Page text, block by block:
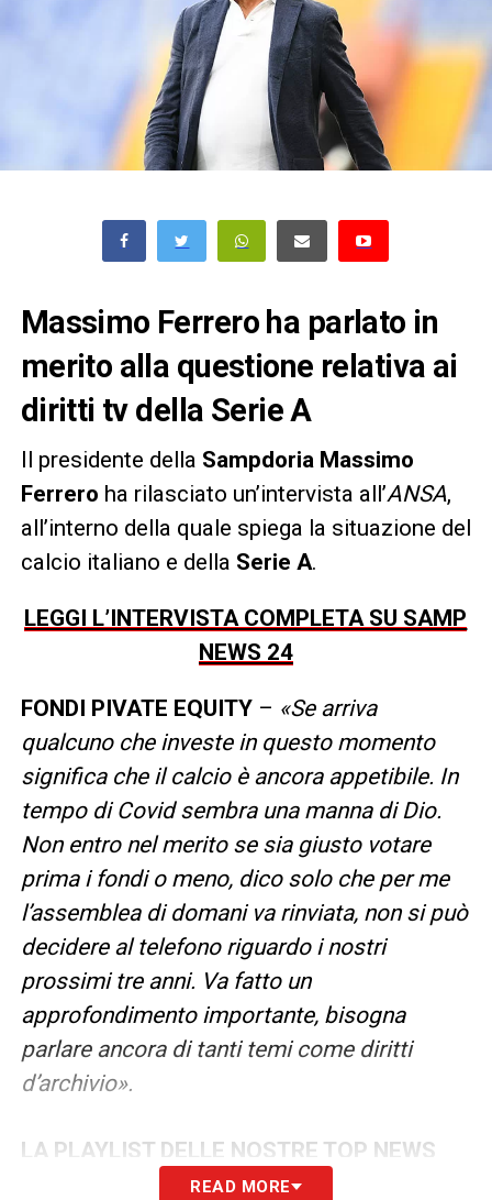
Massimo Ferrero ha parlato in
merito alla questione relativa ai
diritti tv della Serie A
Il presidente della Sampdoria Massimo
Ferrero ha rilasciato un’intervista all’ANSA,
all’interno della quale spiega la situazione del
calcio italiano e della Serie A.
LEGGI L’INTERVISTA COMPLETA SU SAMP
NEWS 24
FONDI PIVATE EQUITY– «Se arriva
qualcuno che investe in questo momento
significa che il calcio è ancora appetibile. In
tempo di Covid sembra una manna di Dio.
Non entro nel merito se sia giusto votare
prima i fondi o meno, dico solo che per me
l’assemblea di domani va rinviata, non si può
decidere al telefono riguardo i nostri
prossimi tre anni. Va fatto un
approfondimento importante, bisogna
parlare ancora di tanti temi come diritti
d’archivio».
LA PLAYLIST DELLE NOSTRE TOP NEWS
READ MORE